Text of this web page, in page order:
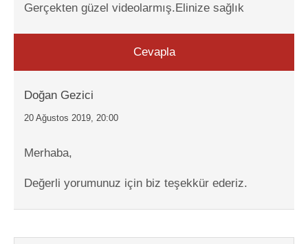
Gerçekten güzel videolarmış.Elinize sağlık
Cevapla
Doğan Gezici
20 Ağustos 2019, 20:00
Merhaba,
Değerli yorumunuz için biz teşekkür ederiz.